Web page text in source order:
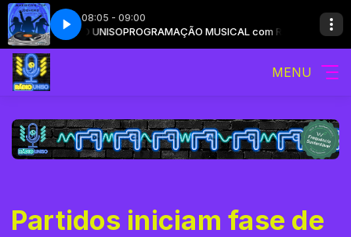
08:05 - 09:00
com RÁDIO UNISOPROGRAMAÇÃO MUSICAL com RÁDIO UNISO
(feat. Jay-Z) Beyoncé - Drunk in Love (feat. Jay-Z)
MENU
Partidos iniciam fase de